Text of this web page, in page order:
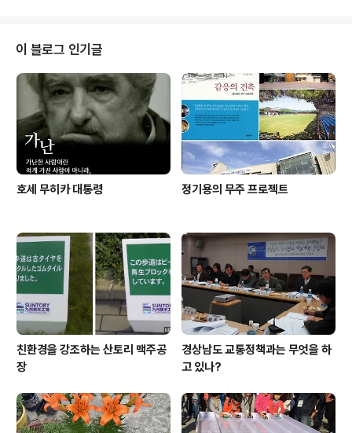
이 블로그 인기글
호세 무히카 대통령 정기용의 무주 프로젝트
친환경을 강조하는 산토리 맥주공
장
경상남도 교통정책과는 무엇을 하
고 있나?